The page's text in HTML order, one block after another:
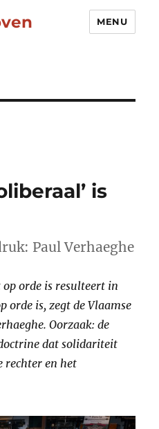
MENU
is
Paul Verhaeghe
orde is resulteert in
orde is, zegt de Vlaamse
Oorzaak: de
dat solidariteit
rechter en het